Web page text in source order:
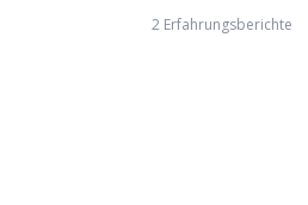
2 Erfahrungsberichte